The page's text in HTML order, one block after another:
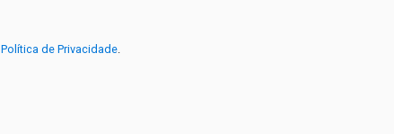
Política de Privacidade.